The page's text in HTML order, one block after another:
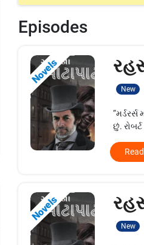
Episodes
Novels
New
છું.
Novels
New